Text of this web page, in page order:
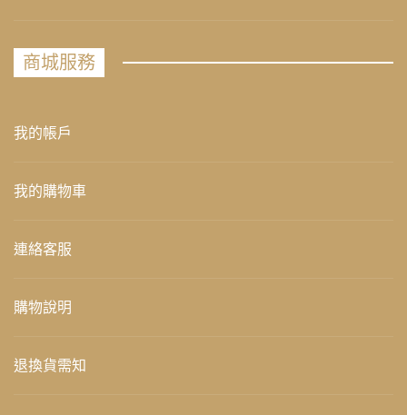
商城服務
我的帳戶
我的購物車
連絡客服
購物說明
退換貨需知